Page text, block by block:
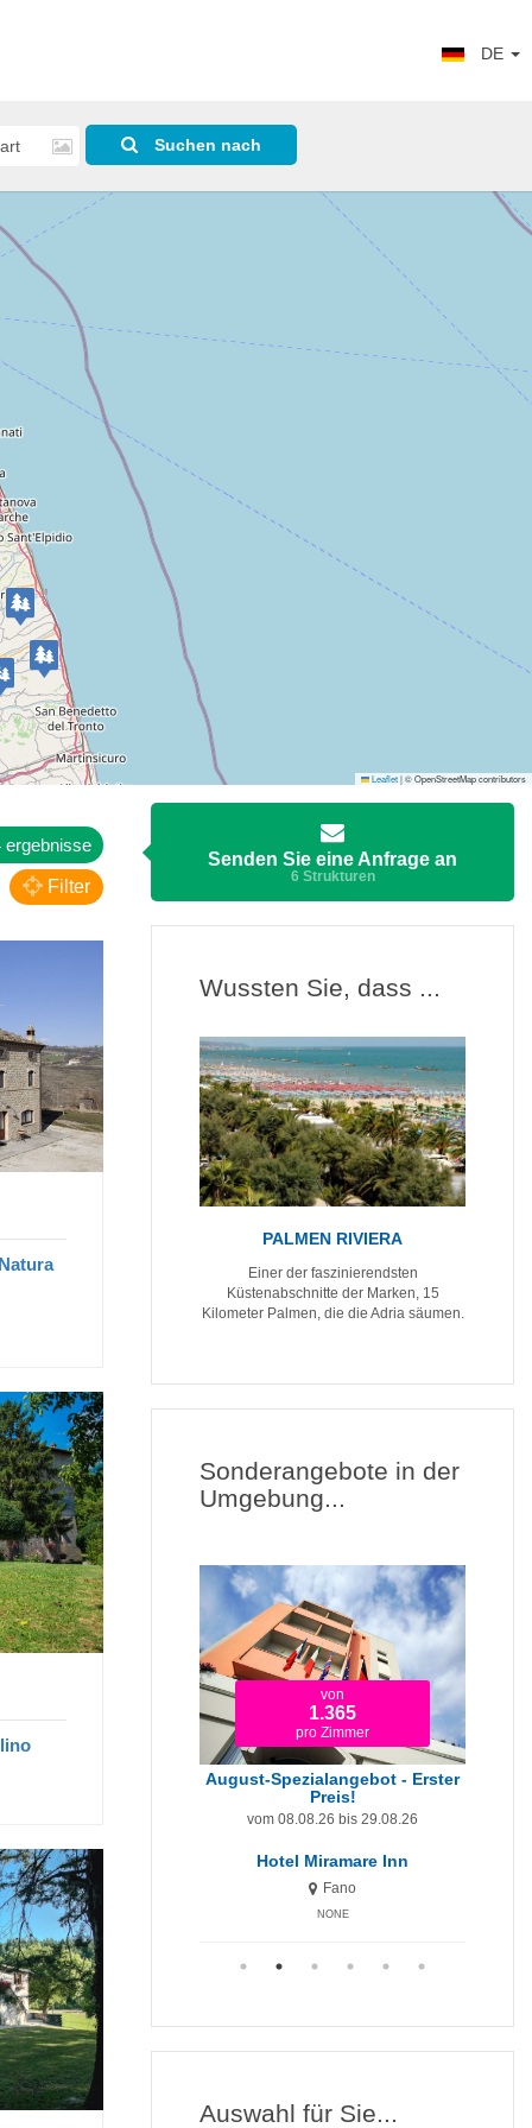
DE
Suchen nach
Leaflet|© OpenStreetMap contributors
ergebnisse
Filter
Senden Sie eine Anfrage an
6 Strukturen
Wussten Sie, dass ...
PALMEN RIVIERA
Einer der faszinierendsten
Küstenabschnitte der Marken, 15
Kilometer Palmen, die die Adria säumen.
Sonderangebote in der
Umgebung...
Miramare Inn
Fano
NONE
679
pro Zimmer
August-Angebot
vom 08.08.26 bis 29.08.26
Hotel Miramare
Fano
NONE
Auswahl für Sie...